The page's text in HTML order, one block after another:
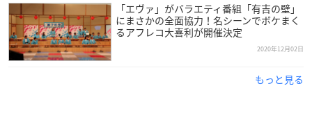
価格：￥2,000+tax
初回仕様：紙ジャケット
通常仕様：ジュエルケース
※「初回仕様：紙ジャケット」は在庫が無くなり次第、「通常
「エヴァ」がバラエティ番組「有吉の壁」
にまさかの全面協力！名シーンでボケまく
るアフレコ大喜利が開催決定
2020年12月02日
もっと見る